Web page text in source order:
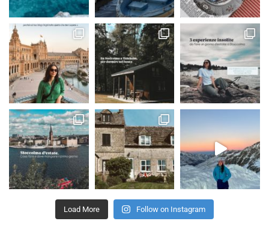
Load More Follow on Instagram